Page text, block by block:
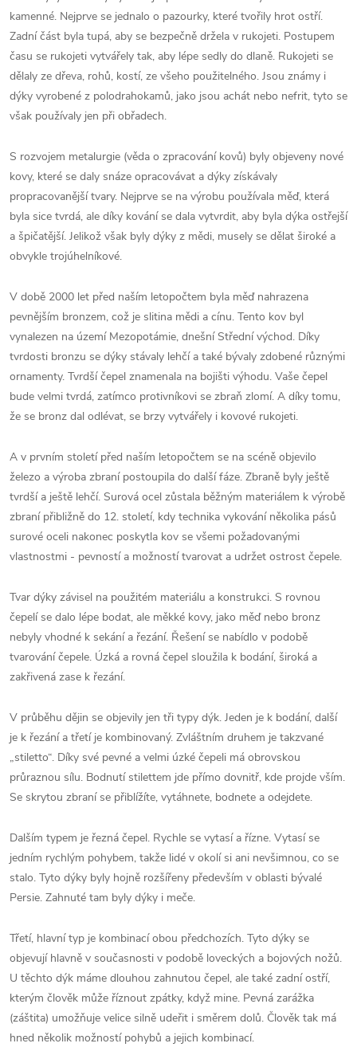
kamenné. Nejprve se jednalo o pazourky, které tvořily hrot ostří.
Zadní část byla tupá, aby se bezpečně držela v rukojeti. Postupem
času se rukojeti vytvářely tak, aby lépe sedly do dlaně. Rukojeti se
dělaly ze dřeva, rohů, kostí, ze všeho použitelného. Jsou známy i
dýky vyrobené z polodrahokamů, jako jsou achát nebo nefrit, tyto se
však používaly jen při obřadech.
S rozvojem metalurgie (věda o zpracování kovů) byly objeveny nové
kovy, které se daly snáze opracovávat a dýky získávaly
propracovanější tvary. Nejprve se na výrobu používala měď, která
byla sice tvrdá, ale díky kování se dala vytvrdit, aby byla dýka ostřejší
a špičatější. Jelikož však byly dýky z mědi, musely se dělat široké a
obvykle trojúhelníkové.
V době 2000 let před naším letopočtem byla měď nahrazena
pevnějším bronzem, což je slitina mědi a cínu. Tento kov byl
vynalezen na území Mezopotámie, dnešní Střední východ. Díky
tvrdosti bronzu se dýky stávaly lehčí a také bývaly zdobené různými
ornamenty. Tvrdší čepel znamenala na bojišti výhodu. Vaše čepel
bude velmi tvrdá, zatímco protivníkovi se zbraň zlomí. A díky tomu,
že se bronz dal odlévat, se brzy vytvářely i kovové rukojeti.
A v prvním století před naším letopočtem se na scéně objevilo
železo a výroba zbraní postoupila do další fáze. Zbraně byly ještě
tvrdší a ještě lehčí. Surová ocel zůstala běžným materiálem k výrobě
zbraní přibližně do 12. století, kdy technika vykování několika pásů
surové oceli nakonec poskytla kov se všemi požadovanými
vlastnostmi - pevností a možností tvarovat a udržet ostrost čepele.
Tvar dýky závisel na použitém materiálu a konstrukci. S rovnou
čepelí se dalo lépe bodat, ale měkké kovy, jako měď nebo bronz
nebyly vhodné k sekání a řezání. Řešení se nabídlo v podobě
tvarování čepele. Úzká a rovná čepel sloužila k bodání, široká a
zakřivená zase k řezání.
V průběhu dějin se objevily jen tři typy dýk. Jeden je k bodání, další
je k řezání a třetí je kombinovaný. Zvláštním druhem je takzvané
„stiletto“. Díky své pevné a velmi úzké čepeli má obrovskou
průraznou sílu. Bodnutí stilettem jde přímo dovnitř, kde projde vším.
Se skrytou zbraní se přiblížíte, vytáhnete, bodnete a odejdete.
Dalším typem je řezná čepel. Rychle se vytasí a řízne. Vytasí se
jedním rychlým pohybem, takže lidé v okolí si ani nevšimnou, co se
stalo. Tyto dýky byly hojně rozšířeny především v oblasti bývalé
Persie. Zahnuté tam byly dýky i meče.
Třetí, hlavní typ je kombinací obou předchozích. Tyto dýky se
objevují hlavně v současnosti v podobě loveckých a bojových nožů.
U těchto dýk máme dlouhou zahnutou čepel, ale také zadní ostří,
kterým člověk může říznout zpátky, když mine. Pevná zarážka
(záštita) umožňuje velice silně udeřit i směrem dolů. Člověk tak má
hned několik možností pohybů a jejich kombinací.